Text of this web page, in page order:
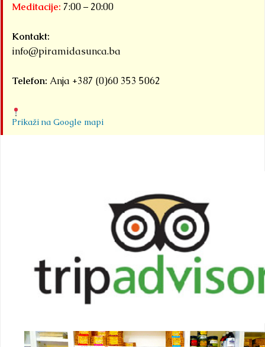
Meditacije: 7:00 – 20:00
Kontakt:
info@piramidasunca.ba
Telefon: Anja +387 (0)60 353 5062
Prikaži na Google mapi